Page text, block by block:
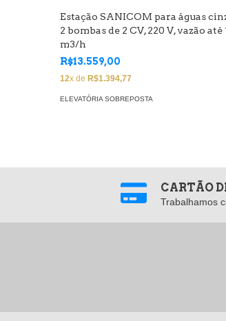
Estação SANICOM para águas
2 bombas de 2 CV, 220 V, vazão até
m3/h
R$13.559,00
12x de R$1.394,77
ELEVATÓRIA SOBREPOSTA
CARTÃO
Trabalhamos